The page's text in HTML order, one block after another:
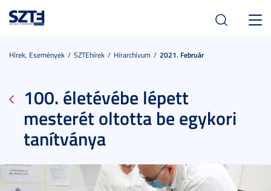
Hírek, Események SZTEhírek Hírarchívum 2021. Február
100. életévébe lépett
mesterét oltotta be egykori
tanítványa